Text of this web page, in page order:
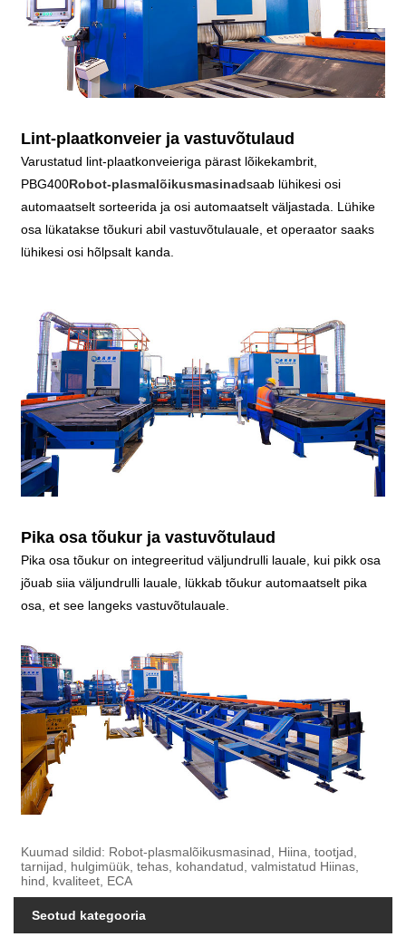
Lint-plaatkonveier ja vastuvõtulaud
Varustatud lint-plaatkonveieriga pärast lõikekambrit,
PBG400Robot-plasmalõikusmasinadsaab lühikesi osi
automaatselt sorteerida ja osi automaatselt väljastada. Lühike
osa lükatakse tõukuri abil vastuvõtulauale, et operaator saaks
lühikesi osi hõlpsalt kanda.
Pika osa tõukur ja vastuvõtulaud
Pika osa tõukur on integreeritud väljundrulli lauale, kui pikk osa
jõuab siia väljundrulli lauale, lükkab tõukur automaatselt pika
osa, et see langeks vastuvõtulauale.
Kuumad sildid: Robot-plasmalõikusmasinad, Hiina, tootjad,
tarnijad, hulgimüük, tehas, kohandatud, valmistatud Hiinas,
hind, kvaliteet, ECA
Seotud kategooria